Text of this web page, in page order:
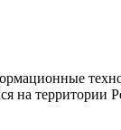
на территории